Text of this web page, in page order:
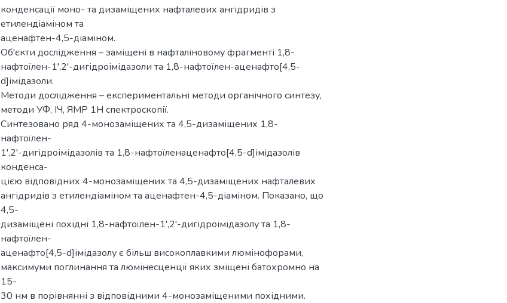
конденсації моно- та дизаміщених нафталевих ангідридів з
етилендіаміном та
аценафтен-4,5-діаміном.
Об'єкти дослідження – заміщені в нафталіновому фрагменті 1,8-
нафтоїлен-1',2'-дигідроімідазоли та 1,8-нафтоїлен-аценафто[4,5-
d]імідазоли.
Методи дослідження – експериментальні методи органічного синтезу,
методи УФ, ІЧ, ЯМР 1Н спектроскопії.
Синтезовано ряд 4-монозаміщених та 4,5-дизаміщених 1,8-
нафтоїлен-
1',2'-дигідроімідазолів та 1,8-нафтоїленаценафто[4,5-d]імідазолів
конденса-
цією відповідних 4-монозаміщених та 4,5-дизаміщених нафталевих
ангідридів з етилендіаміном та аценафтен-4,5-діаміном. Показано, що
4,5-
дизаміщені похідні 1,8-нафтоїлен-1',2'-дигідроімідазолу та 1,8-
нафтоїлен-
аценафто[4,5-d]імідазолу є більш високоплавкими люмінофорами,
максимуми поглинання та люмінесценції яких зміщені батохромно на
15-
30 нм в порівнянні з відповідними 4-монозаміщеними похідними.